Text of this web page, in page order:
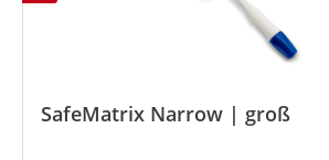
SafeMatrix Narrow | groß